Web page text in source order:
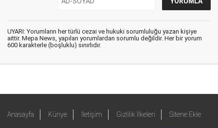
UYARI: Yorumların her türlü cezai ve hukuki sorumluluğu yazan kişiye
aittir. Mepa News, yapılan yorumlardan sorumlu değildir. Her bir yorum
600 karakterle (boşluklu) sınırlıdır.
Anasayfa Künye İletişim Gizlilik İlkeleri Sitene Ekle